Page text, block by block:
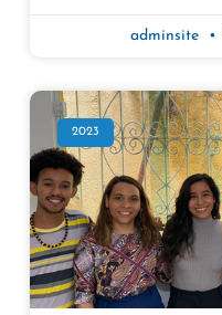
adminsite
2023